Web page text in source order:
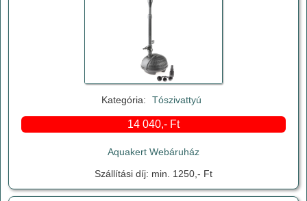
Kategória: Tószivattyú
14 040,- Ft
Aquakert Webáruház
Szállítási díj: min. 1250,- Ft